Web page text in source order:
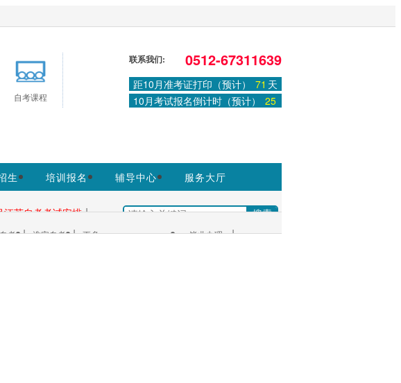
学习交流使用，非政府官方网站，官方信息以江苏教育
登录或注册|学习中心
自考课程
联系我们: 0512-67311639
距10月准考证打印（预计） 71 天
10月考试报名倒计时（预计） 25
生 培训报名 辅导中心
服务大厅
江苏自考考试安排 |
考 | 淮安自考 | 更多+ 毕业办理 |